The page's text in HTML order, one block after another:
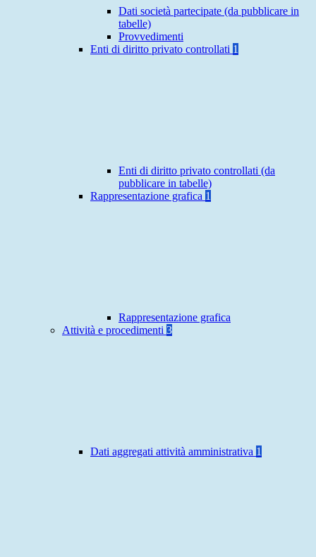
Dati società partecipate (da pubblicare in
tabelle)
Provvedimenti
Enti di diritto privato controllati 1
Enti di diritto privato controllati (da
pubblicare in tabelle)
Rappresentazione grafica 1
Rappresentazione grafica
Attività e procedimenti 3
Dati aggregati attività amministrativa 1